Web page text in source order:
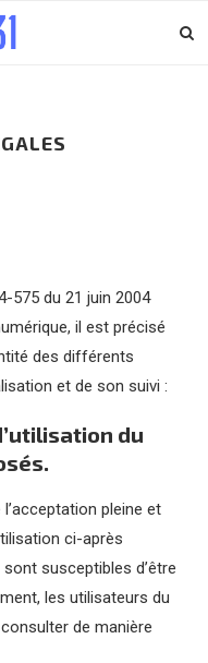
575 du 21 juin 2004
il est précisé
des différents
et de son suivi :
du
l’acceptation pleine et
ci-après
susceptibles d’être
les utilisateurs du
de manière